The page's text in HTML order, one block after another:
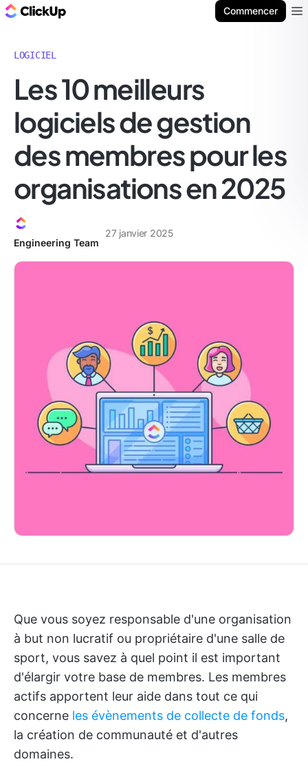
Commencer
LOGICIEL
Les 10 meilleurs
logiciels de gestion
des membres pour les
organisations en 2025
Engineering Team
27 janvier 2025
Que vous soyez responsable d'une organisation
à but non lucratif ou propriétaire d'une salle de
sport, vous savez à quel point il est important
d'élargir votre base de membres. Les membres
actifs apportent leur aide dans tout ce qui
concerne les évènements de collecte de fonds,
la création de communauté et d'autres
domaines.